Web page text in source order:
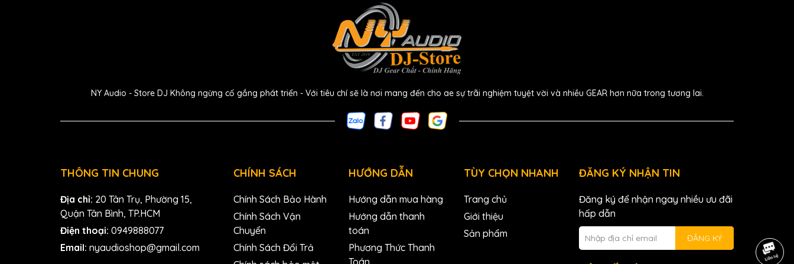
Microphone USB Sennheiser Profile đi kèm với khả năng kết nối USB dễ dàng, giúp người dùng tiết kiệm
thời gian và công sức trong việc thiết lập. Không cần phải sử dụng các bộ chuyển đổi phức tạp hay phần
mềm cài đặt rườm rà; chỉ cần cắm vào cổng USB trên máy tính hoặc thiết bị ghi âm của ae, và ae đã sẵn
sàng để bắt đầu.
NY Audio - Store DJ Không ngừng cố gắng phát triển - Với tiêu chí sẽ là nơi mang đến cho ae sự trãi nghiệm tuyệt vời và nhiều GEAR hơn nữa trong tương lai.
THÔNG TIN CHUNG
Địa chỉ: 20 Tân Trụ, Phường 15,
Quận Tân Bình, TP.HCM
Điện thoại: 0949888077
Email: nyaudioshop@gmail.com
CHÍNH SÁCH
Chính Sách Bảo Hành
Chính Sách Vận
Chuyển
Chính Sách Đổi Trả
HƯỚNG DẪN
Hướng dẫn mua hàng
Hướng dẫn thanh
toán
Phương Thức Thanh
TÙY CHỌN NHANH
Trang chủ
Giới thiệu
Sản phẩm
ĐĂNG KÝ NHẬN TIN
Đăng ký để nhận ngay nhiều ưu đãi
hấp dẫn
ĐĂNG KÝ